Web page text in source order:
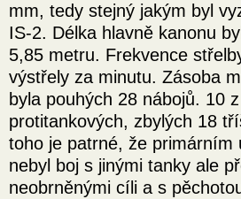
mm, tedy stejný jakým byl
IS-2. Délka hlavně kanonu
5,85 metru. Frekvence
výstřely za minutu. Zásoba
byla pouhých 28 nábojů. 10
protitankových, zbylých 18
toho je patrné, že primárním
nebyl boj s jinými tanky ale
neobrněnými cíli a s